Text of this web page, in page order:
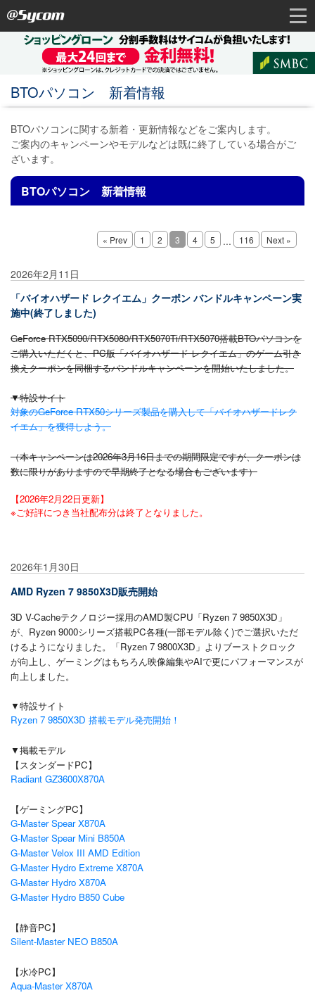
BTOパソコン 新着情報
BTOパソコンに関する新着・更新情報などをご案内します。
ご案内のキャンペーンやモデルなどは既に終了している場合がご
ざいます。
BTOパソコン 新着情報
« Prev 1 2 3 4 5 ... 116 Next »
2026年2月11日
「バイオハザード レクイエム」クーポン バンドルキャンペーン実
施中(終了しました)
GeForce RTX5090/RTX5080/RTX5070Ti/RTX5070搭載BTOパソコンを
ご購入いただくと、PC版「バイオハザード レクイエム」のゲーム引き
換えクーポンを同梱するバンドルキャンペーンを開始いたしました。
▼特設サイト
対象のGeForce RTX50シリーズ製品を購入して「バイオハザードレク
イエム」を獲得しよう。
（本キャンペーンは2026年3月16日までの期間限定ですが、クーポンは
数に限りがありますので早期終了となる場合もございます）
【2026年2月22日更新】
※ご好評につき当社配布分は終了となりました。
2026年1月30日
AMD Ryzen 7 9850X3D販売開始
3D V-Cacheテクノロジー採用のAMD製CPU「Ryzen 7 9850X3D」
が、Ryzen 9000シリーズ搭載PC各種(一部モデル除く)でご選択いただ
けるようになりました。
「Ryzen 7 9800X3D」よりブーストクロック
が向上し、ゲーミングはもちろん映像編集やAIで更にパフォーマンスが
向上しました。
▼特設サイト
Ryzen 7 9850X3D 搭載モデル発売開始！
▼掲載モデル
【スタンダードPC】
Radiant GZ3600X870A
【ゲーミングPC】
G-Master Spear X870A
G-Master Spear Mini B850A
G-Master Velox III AMD Edition
G-Master Hydro Extreme X870A
G-Master Hydro X870A
G-Master Hydro B850 Cube
【静音PC】
Silent-Master NEO B850A
【水冷PC】
Aqua-Master X870A